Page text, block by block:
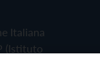
Italiana
(Istituto